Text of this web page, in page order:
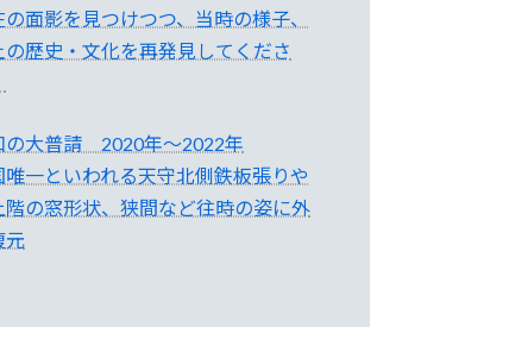
の面影を見つけつつ、当時の様子、
の歴史・文化を再発見してくださ
の大普請 2020年～2022年
唯一といわれる天守北側鉄板張りや
階の窓形状、狭間など往時の姿に外
元